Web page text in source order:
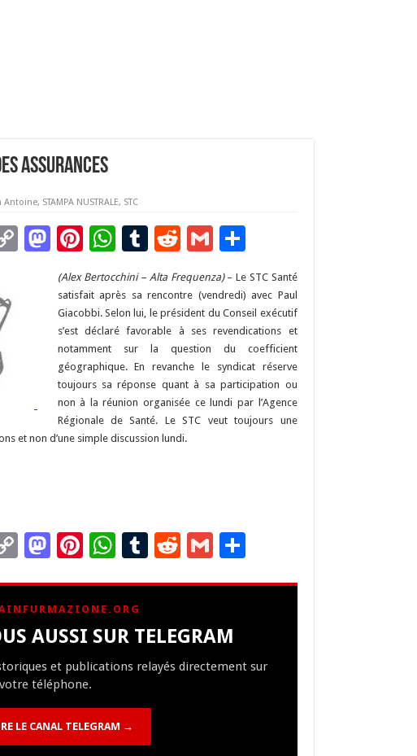
assurances
Antoine, STAMPA NUSTRALE, STC
C M
as
to
d
o
n
Pi
nt
er
es
t
W
h
at
sA
p
p
T
u
m
bl
r
R
d
di
t
G
m
ai
l
P
ta
g
er
(Alex Bertocchini – Alta Frequenza)– Le STC Santé
satisfait après sa rencontre (vendredi) avec Paul
Giacobbi. Selon lui, le président du Conseil exécutif
s’est déclaré favorable à ses revendications et
notamment sur la question du coefficient
géographique. En revanche le syndicat réserve
toujours sa réponse quant à sa participation ou
non à la réunion organisée ce lundi par l’Agence
Régionale de Santé. Le STC veut toujours une
et non d’une simple discussion lundi.
C
p
y
Li
n
k
M
to
d
o
n
Pi
er
es
t
W
at
sA
p
p
T
bl
r
R
di
t
G
l
P
AUSSI SUR TELEGRAM
et publications relayés directement sur
votre téléphone.
LE CANAL TELEGRAM →